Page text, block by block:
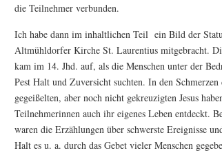
die Teilnehmer verbunden.
Ich habe dann im inhaltlichen Teil ein Bild der
Altmühldorfer Kirche St. Laurentius mitgebracht.
kam im 14. Jhd. auf, als die Menschen unter der
Pest Halt und Zuversicht suchten. In den Schmerzen
gegeißelten, aber noch nicht gekreuzigten Jesus
Teilnehmerinnen auch ihr eigenes Leben entdeckt.
waren die Erzählungen über schwerste Ereignisse
Halt es u. a. durch das Gebet vieler Menschen